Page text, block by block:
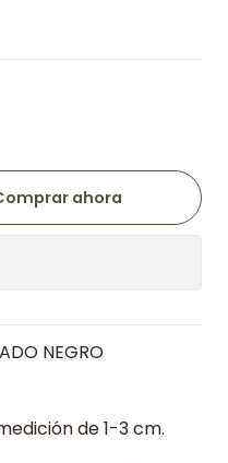
ahora
NEGRO
de 1-3 cm.